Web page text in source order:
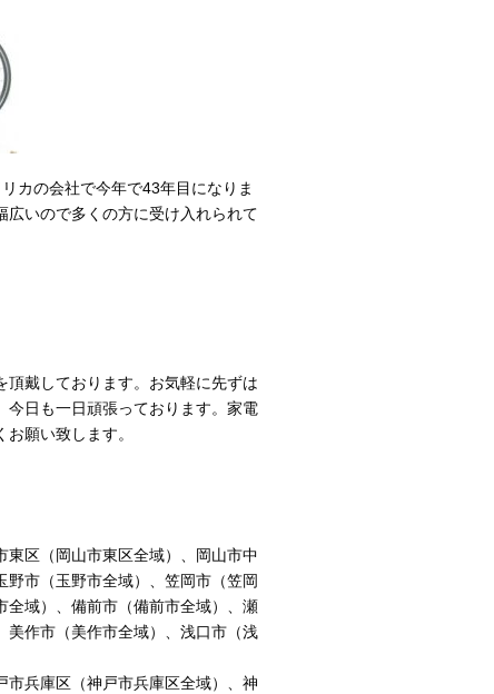
カの会社で今年で43年目になりま
いので多くの方に受け入れられて
戴しております。お気軽に先ずは
今日も一日頑張っております。家電
願い致します。
区（岡山市東区全域）、岡山市中
市（玉野市全域）、笠岡市（笠岡
全域）、備前市（備前市全域）、瀬
美作市（美作市全域）、浅口市（浅
兵庫区（神戸市兵庫区全域）、神